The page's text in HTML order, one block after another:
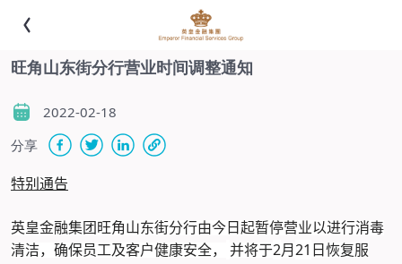
旺角山东街分行营业时间调整通知
2022-02-18
分享
特别通告
英皇金融集团旺角山东街分行由今日起暂停营业以进行消毒
清洁，确保员工及客户健康安全，
并将于2月 21 日恢复服